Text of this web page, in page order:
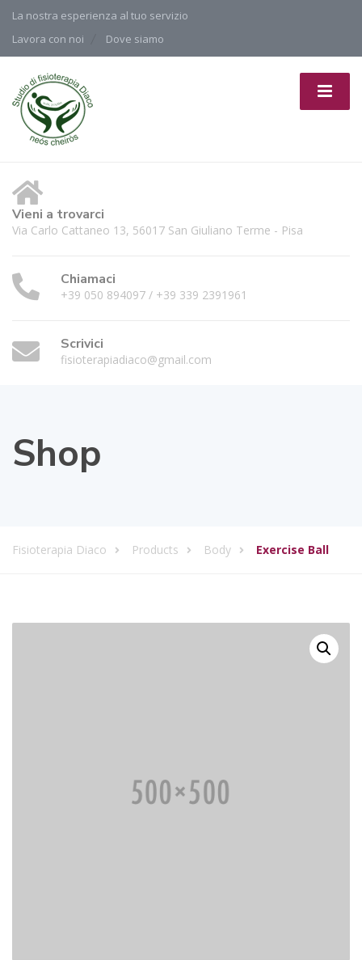
La nostra esperienza al tuo servizio
Lavora con noi
Dove siamo
Vieni a trovarci
Via Carlo Cattaneo 13, 56017 San Giuliano Terme - Pisa
Chiamaci
+39 050 894097 / +39 339 2391961
Scrivici
fisioterapiadiaco@gmail.com
Shop
Fisioterapia Diaco Products Body Exercise Ball